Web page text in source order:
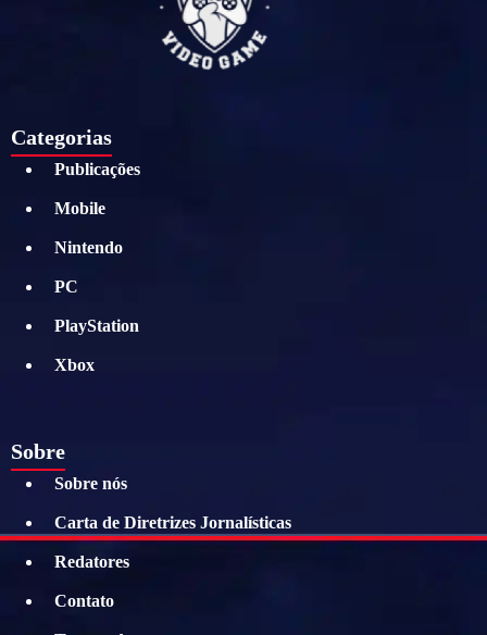
Categorias
Publicações
Mobile
Nintendo
PC
PlayStation
Xbox
Sobre
Sobre nós
Carta de Diretrizes Jornalísticas
Redatores
Contato